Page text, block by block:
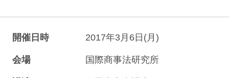
開催日時 2017年3月6日(月)
会場 国際商事法研究所